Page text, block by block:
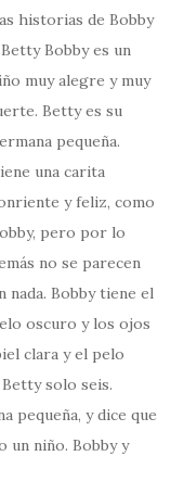
historias de Bobby
Bobby es un
muy alegre y muy
Betty es su
pequeña.
una carita
y feliz, como
pero por lo
no se parecen
nada. Bobby tiene el
oscuro y los ojos
clara y el pelo
solo seis.
pequeña, y dice que
un niño. Bobby y